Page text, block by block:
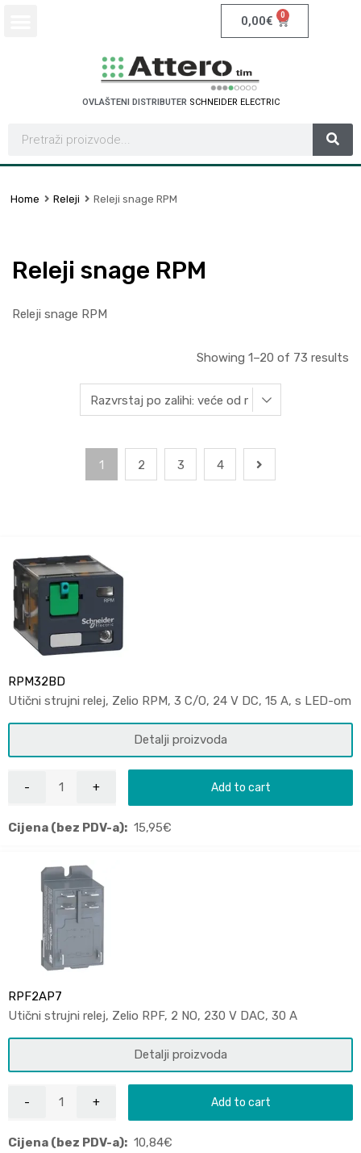
0,00€ 0
OVLAŠTENI DISTRIBUTER SCHNEIDER ELECTRIC
Home Releji Releji snage RPM
Releji snage RPM
Releji snage RPM
Showing 1–20 of 73 results
1 2 3 4
RPM32BD
Utični strujni relej, Zelio RPM, 3 C/O, 24 V DC, 15 A, s LED-om
Detalji proizvoda
Add to cart
Cijena (bez PDV-a): 15,95€
RPF2AP7
Utični strujni relej, Zelio RPF, 2 NO, 230 V DAC, 30 A
Detalji proizvoda
Add to cart
Cijena (bez PDV-a): 10,84€